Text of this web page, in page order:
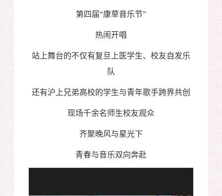
第四届“康草音乐节”
热闹开唱
站上舞台的不仅有复旦上医学生、校友自发乐
队
还有沪上兄弟高校的学生与青年歌手跨界共创
现场千余名师生校友观众
齐聚晚风与星光下
青春与音乐双向奔赴